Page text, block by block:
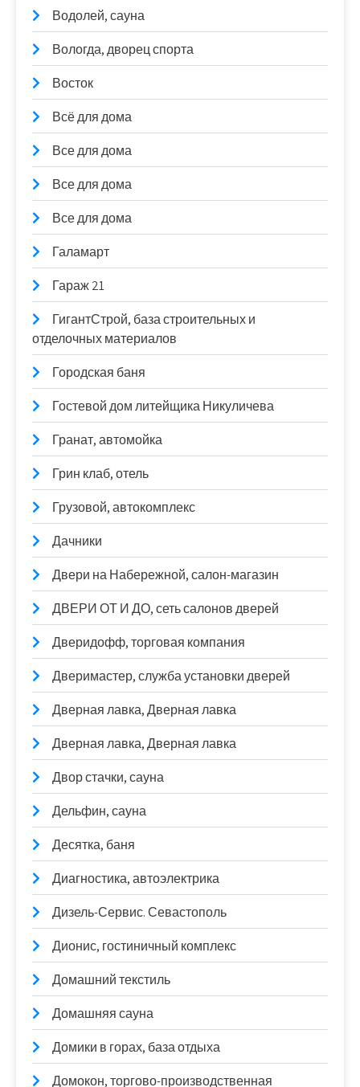
Водолей, сауна
Вологда, дворец спорта
Восток
Всё для дома
Все для дома
Все для дома
Все для дома
Галамарт
Гараж 21
ГигантСтрой, база строительных и
отделочных материалов
Городская баня
Гостевой дом литейщика Никуличева
Гранат, автомойка
Грин клаб, отель
Грузовой, автокомплекс
Дачники
Двери на Набережной, салон-магазин
ДВЕРИ ОТ И ДО, сеть салонов дверей
Дверидофф, торговая компания
Дверимастер, служба установки дверей
Дверная лавка, Дверная лавка
Дверная лавка, Дверная лавка
Двор стачки, сауна
Дельфин, сауна
Десятка, баня
Диагностика, автоэлектрика
Дизель-Сервис. Севастополь
Дионис, гостиничный комплекс
Домашний текстиль
Домашняя сауна
Домики в горах, база отдыха
Домокон, торгово-производственная